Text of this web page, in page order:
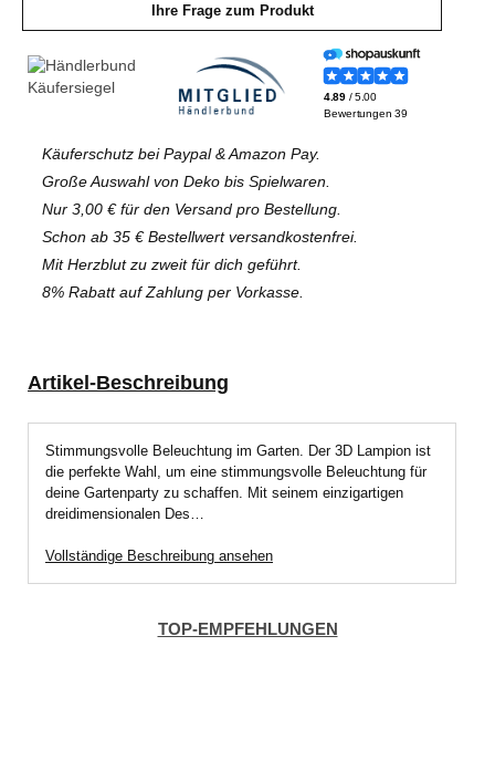
Ihre Frage zum Produkt
Käuferschutz bei Paypal & Amazon Pay.
Große Auswahl von Deko bis Spielwaren.
Nur 3,00 € für den Versand pro Bestellung.
Schon ab 35 € Bestellwert versandkostenfrei.
Mit Herzblut zu zweit für dich geführt.
8% Rabatt auf Zahlung per Vorkasse.
Artikel-Beschreibung
Stimmungsvolle Beleuchtung im Garten. Der 3D Lampion ist
die perfekte Wahl, um eine stimmungsvolle Beleuchtung für
deine Gartenparty zu schaffen. Mit seinem einzigartigen
dreidimensionalen Des…
Vollständige Beschreibung ansehen
TOP-EMPFEHLUNGEN